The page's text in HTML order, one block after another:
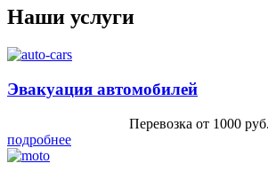
Наши услуги
Эвакуация автомобилей
Перевозка от 1000 руб.
подробнее